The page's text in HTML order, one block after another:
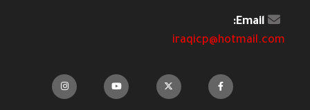
Email:
iraqicp@hotmail.com